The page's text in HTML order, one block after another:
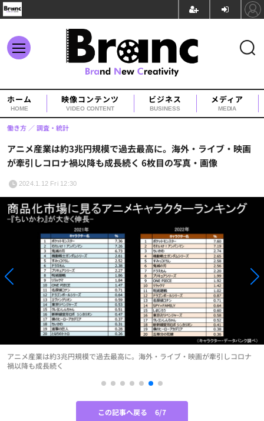
ホーム
HOME
映像コンテンツ
VIDEO CONTENT
ビジネス
BUSINESS
メディア
MEDIA
アニメ産業は約3兆円規模で過去最高に。海外・ライブ・映画
が牽引しコロナ禍以降も成長続く 6枚目の写真・画像
働き方 調査・統計
2024.1.12 Fri 12:30
アニメ産業は約3兆円規模で過去最高に。海外・ライブ・映画が牽引しコロナ
禍以降も成長続く
この記事へ戻る 6/7